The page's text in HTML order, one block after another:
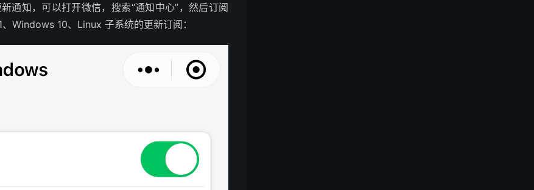
通知，可以打开微信，搜索“通知中心”，然后订阅
Windows 10、Linux 子系统的更新订阅：